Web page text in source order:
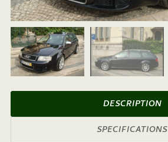
DESCRIPTION
SPECIFICATIONS